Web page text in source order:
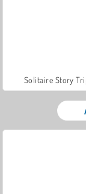
Solitaire Story